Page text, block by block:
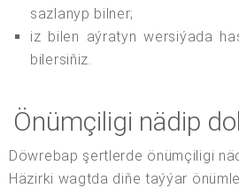
sazlanyp bilner;
iz bilen aýratyn wersiýada
bilersiňiz.
Önümçiligi nädip
Döwrebap şertlerde önümçiligi
Häzirki wagtda diňe taýýar